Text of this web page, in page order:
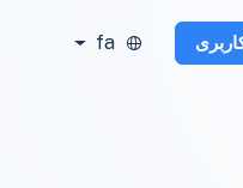
fa